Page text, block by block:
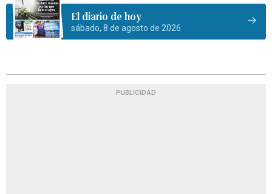
El diario de hoy
sábado, 8 de agosto de 2026
PUBLICIDAD